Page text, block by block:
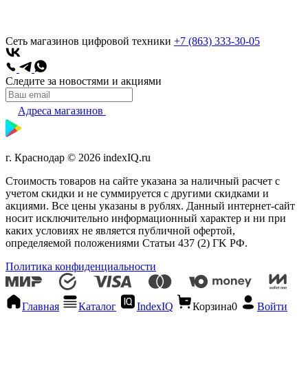
Сеть магазинов цифровой техники +7 (863) 333-30-05
Следите за новостями и акциями
Адреса магазинов
г. Краснодар © 2026 indexIQ.ru
Стоимость товаров на сайте указана за наличный расчет с
учетом скидки и не суммируется с другими скидками и
акциями. Все цены указаны в рублях. Данный интернет-сайт
носит исключительно информационный характер и ни при
каких условиях не является публичной офертой,
определяемой положениями Статьи 437 (2) ГK РФ.
Политика конфиденциальности
Главная Каталог IndexIQ Корзина0 Войти